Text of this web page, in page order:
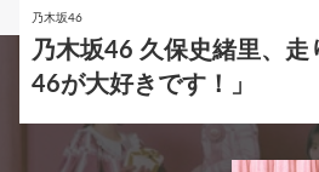
乃木坂46
乃木坂46 久保史緒里、
46が大好きです！」